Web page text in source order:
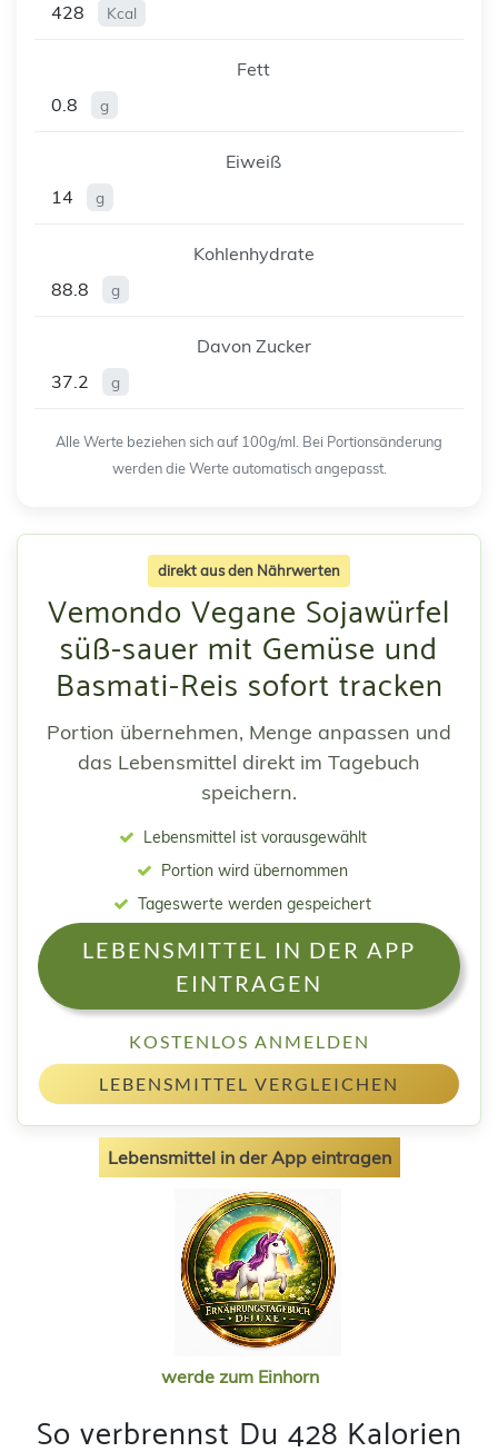
428
Kcal
Fett
0.8
g
Eiweiß
14
g
Kohlenhydrate
88.8
g
Davon Zucker
37.2
g
Alle Werte beziehen sich auf 100g/ml. Bei Portionsänderung
werden die Werte automatisch angepasst.
direkt aus den Nährwerten
Vemondo Vegane Sojawürfel
süß-sauer mit Gemüse und
Basmati-Reis sofort tracken
Portion übernehmen, Menge anpassen und
das Lebensmittel direkt im Tagebuch
speichern.
Lebensmittel ist vorausgewählt
Portion wird übernommen
Tageswerte werden gespeichert
LEBENSMITTEL IN DER APP
EINTRAGEN
KOSTENLOS ANMELDEN
LEBENSMITTEL VERGLEICHEN
Lebensmittel in der App eintragen
werde zum Einhorn
So verbrennst Du 428 Kalorien